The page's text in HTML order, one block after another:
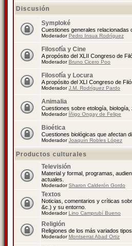
Discusión
Symploké
Cuestiones generales relacionadas
ModeradorPedro Insua Rodríguez
Filosofía y Cine
A propósito del XLII Congreso de
ModeradorBruno Cicero Poo
Filosofía y Locura
A propósito del XLI Congreso de
ModeradorJ.M. Rodríguez Pardo
Animalia
Cuestiones sobre etología,
Moderador Íñigo Ongay de Felipe
Bioética
Cuestiones biológicas que afectan
ModeradorJoaquín Robles López
Productos culturales
Televisión
Material y formal, programas,
actuales.
ModeradorSharon Calderón Gordo
Textos
Noticias, comentarios y críticas
&c.) y su entorno.
ModeradorLino Camprubí Bueno
Religión
Religiones de los más variados
ModeradorMontserrat Abad Ortiz